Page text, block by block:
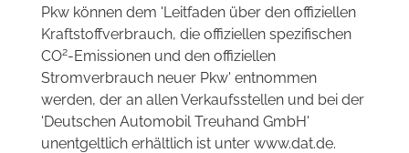
Pkw können dem 'Leitfaden über den offiziellen
Kraftstoffverbrauch, die offiziellen spezifischen
CO2-Emissionen und den offiziellen
Stromverbrauch neuer Pkw' entnommen
werden, der an allen Verkaufsstellen und bei der
'Deutschen Automobil Treuhand GmbH'
unentgeltlich erhältlich ist unter www.dat.de.